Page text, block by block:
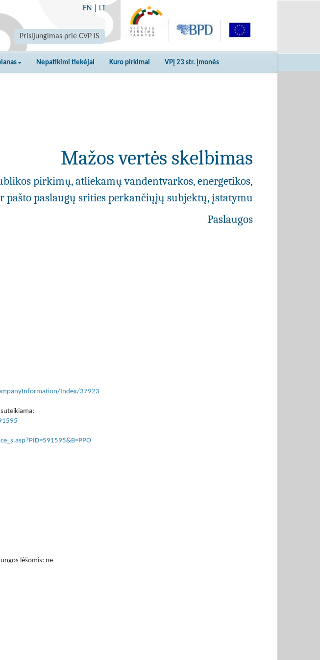
EN LT
Prisijungimas prie CVP IS
Nepatikimi tiekėjai Kuro pirkimai VPĮ 23 str. įmonės
Mažos vertės skelbimas
pirkimų, atliekamų vandentvarkos, energetikos,
pašto paslaugų srities perkančiųjų subjektų, įstatymu
Paslaugos
Index/37923
lėšomis: ne